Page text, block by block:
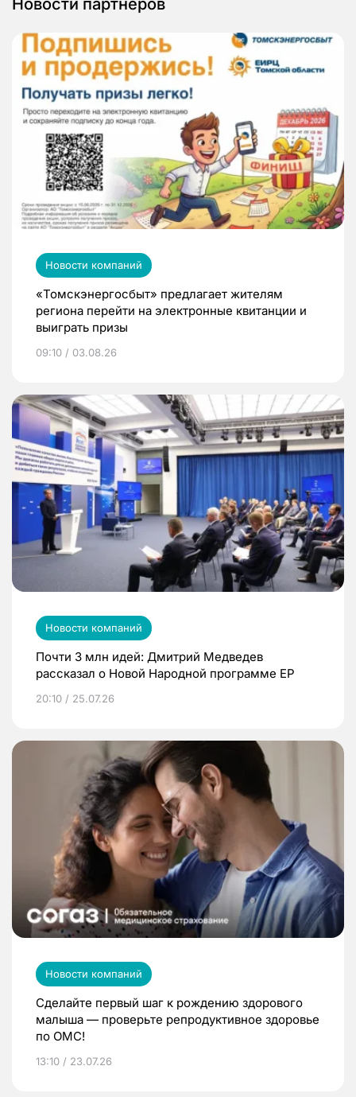
Новости компаний
«Томскэнергосбыт» предлагает жителям
региона перейти на электронные квитанции и
выиграть призы
09:10 / 03.08.26
Новости компаний
Почти 3 млн идей: Дмитрий Медведев
рассказал о Новой Народной программе ЕР
20:10 / 25.07.26
Новости компаний
Сделайте первый шаг к рождению здорового
малыша — проверьте репродуктивное здоровье
по ОМС!
13:10 / 23.07.26